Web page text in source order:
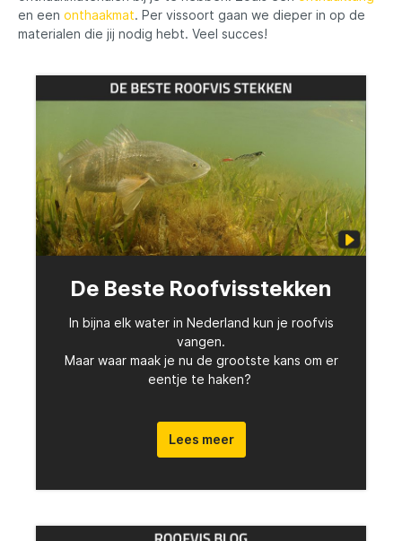
en een onthaakmat. Per vissoort gaan we dieper in op de
materialen die jij nodig hebt. Veel succes!
De Beste Roofvisstekken
In bijna elk water in Nederland kun je roofvis
vangen.
Maar waar maak je nu de grootste kans om er
eentje te haken?
Lees meer